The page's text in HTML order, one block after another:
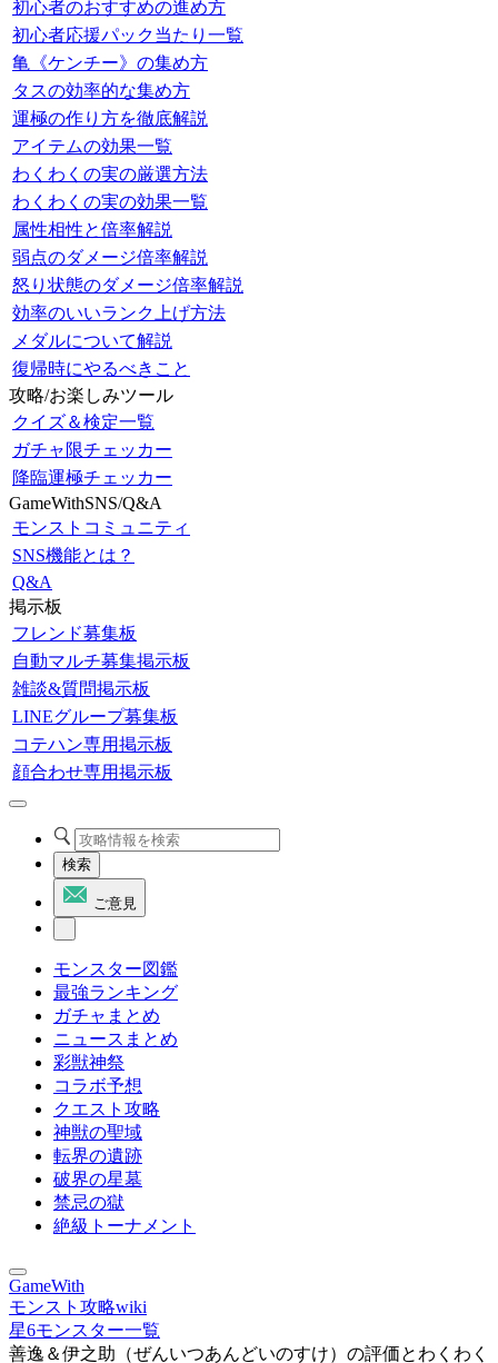
初心者のおすすめの進め方
初心者応援パック当たり一覧
亀《ケンチー》の集め方
タスの効率的な集め方
運極の作り方を徹底解説
アイテムの効果一覧
わくわくの実の厳選方法
わくわくの実の効果一覧
属性相性と倍率解説
弱点のダメージ倍率解説
怒り状態のダメージ倍率解説
効率のいいランク上げ方法
メダルについて解説
復帰時にやるべきこと
攻略/お楽しみツール
クイズ＆検定一覧
ガチャ限チェッカー
降臨運極チェッカー
GameWithSNS/Q&A
モンストコミュニティ
SNS機能とは？
Q&A
掲示板
フレンド募集板
自動マルチ募集掲示板
雑談&質問掲示板
LINEグループ募集板
コテハン専用掲示板
顔合わせ専用掲示板
検索
ご意見
モンスター図鑑
最強ランキング
ガチャまとめ
ニュースまとめ
彩獣神祭
コラボ予想
クエスト攻略
神獣の聖域
転界の遺跡
破界の星墓
禁忌の獄
絶級トーナメント
GameWith
モンスト攻略wiki
星6モンスター一覧
善逸＆伊之助（ぜんいつあんどいのすけ）の評価とわくわく